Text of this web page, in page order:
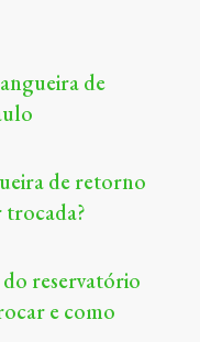
de
de retorno
trocada?
reservatório
e como